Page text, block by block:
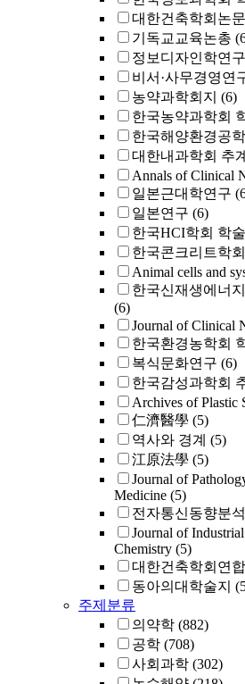
대한건축학회논
기독교교육논총
정보디자인학연구
비서·사무경영연
농약과학회지 (6)
한국농약과학회
한국해양환경공
대한내과학회 추
Annals of Clinical
일본근대학연구
일본연구 (6)
한국HCI학회 학
한국콘크리트학
Animal cells and
한국신재생에너
(6)
Journal of Clinical
한국환경농학회
복식문화연구 (6)
한국감성과학회
Archives of Plastic
仁濟醫學 (5)
역사와 경계 (5)
江原法學 (5)
Journal of
Medicine (5)
전자통신동향분석
Journal of
Chemistry (5)
대한건축학회연
동아의대학술지
주제분류
의약학 (882)
공학 (708)
사회과학 (302)